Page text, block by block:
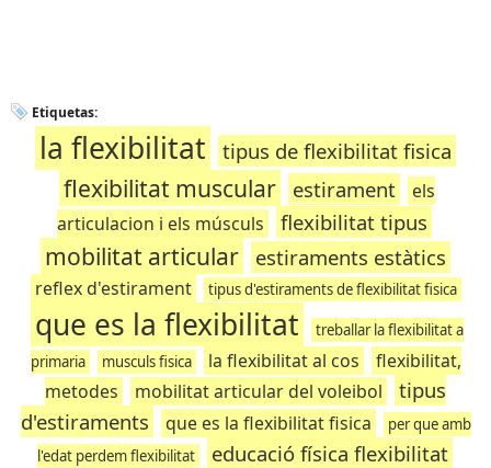
Etiquetas:
la flexibilitat tipus de flexibilitat fisica
flexibilitat muscular estirament
els
articulacion i els músculs
flexibilitat tipus
mobilitat articular estiraments estàtics
reflex d'estirament tipus d'estiraments de flexibilitat fisica
que es la flexibilitat
treballar la flexibilitat a
primaria
musculs fisica la flexibilitat al cos
flexibilitat,
metodes
mobilitat articular del voleibol
tipus
d'estiraments
que es la flexibilitat fisica
per que amb
l'edat perdem flexibilitat
educació física flexibilitat